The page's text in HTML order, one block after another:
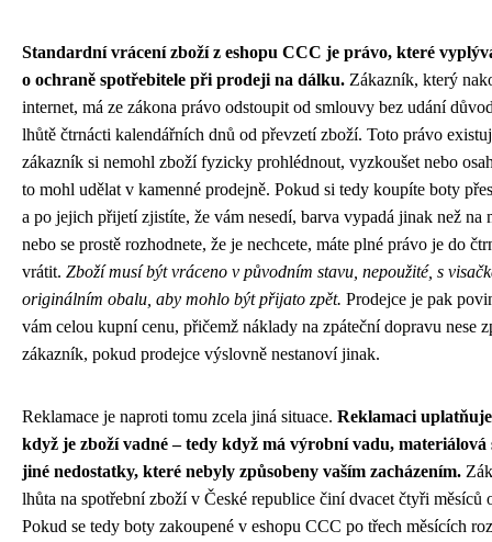
Standardní vrácení zboží z eshopu CCC je právo, které
o ochraně spotřebitele při prodeji na dálku. Zákazník, který
internet, má ze zákona právo odstoupit od smlouvy bez udání
lhůtě čtrnácti kalendářních dnů od převzetí zboží. Toto právo
zákazník si nemohl zboží fyzicky prohlédnout, vyzkoušet nebo
to mohl udělat v kamenné prodejně. Pokud si tedy koupíte boty
a po jejich přijetí zjistíte, že vám nesedí, barva vypadá jinak než na
nebo se prostě rozhodnete, že je nechcete, máte plné právo je do
vrátit. Zboží musí být vráceno v původním stavu, nepoužité, s
originálním obalu, aby mohlo být přijato zpět. Prodejce je pak
vám celou kupní cenu, přičemž náklady na zpáteční dopravu nese
zákazník, pokud prodejce výslovně nestanoví jinak.
Reklamace je naproti tomu zcela jiná situace. Reklamaci
když je zboží vadné – tedy když má výrobní vadu, materiálová
jiné nedostatky, které nebyly způsobeny vaším zacházením.
lhůta na spotřební zboží v České republice činí dvacet čtyři měsíců
Pokud se tedy boty zakoupené v eshopu CCC po třech měsících